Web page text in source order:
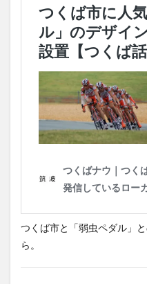
つくば市と「弱虫ペダル」
ら。